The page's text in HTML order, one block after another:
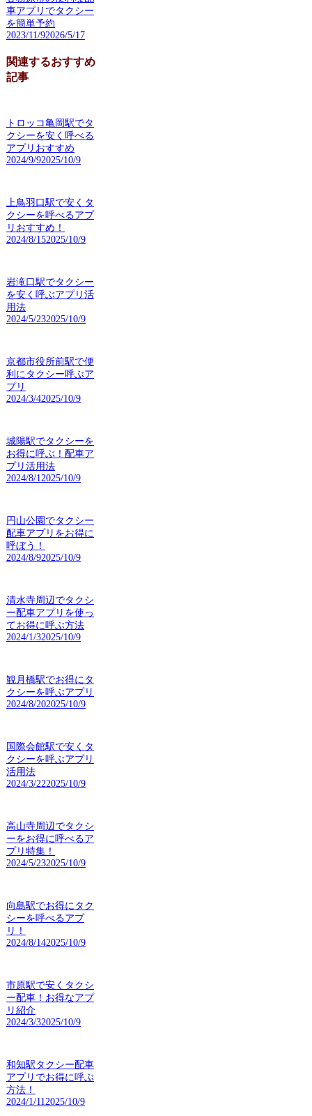
車アプリでタクシー
を簡単予約
2023/11/92026/5/17
関連するおすすめ
記事
トロッコ亀岡駅でタ
クシーを安く呼べる
アプリおすすめ
2024/9/92025/10/9
上鳥羽口駅で安くタ
クシーを呼べるアプ
リおすすめ！
2024/8/152025/10/9
岩滝口駅でタクシー
を安く呼ぶアプリ活
用法
2024/5/232025/10/9
京都市役所前駅で便
利にタクシー呼ぶア
プリ
2024/3/42025/10/9
城陽駅でタクシーを
お得に呼ぶ！配車ア
プリ活用法
2024/8/12025/10/9
円山公園でタクシー
配車アプリをお得に
呼ぼう！
2024/8/92025/10/9
清水寺周辺でタクシ
ー配車アプリを使っ
てお得に呼ぶ方法
2024/1/32025/10/9
観月橋駅でお得にタ
クシーを呼ぶアプリ
2024/8/202025/10/9
国際会館駅で安くタ
クシーを呼ぶアプリ
活用法
2024/3/222025/10/9
高山寺周辺でタクシ
ーをお得に呼べるア
プリ特集！
2024/5/232025/10/9
向島駅でお得にタク
シーを呼べるアプ
リ！
2024/8/142025/10/9
市原駅で安くタクシ
ー配車！お得なアプ
リ紹介
2024/3/32025/10/9
和知駅タクシー配車
アプリでお得に呼ぶ
方法！
2024/1/112025/10/9